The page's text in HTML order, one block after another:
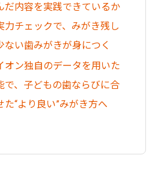
だ内容を実践できているか
力チェックで、みがき残し
ない歯みがきが身につく
オン独自のデータを用いた
で、子どもの歯ならびに合
た“より良い”みがき方へ